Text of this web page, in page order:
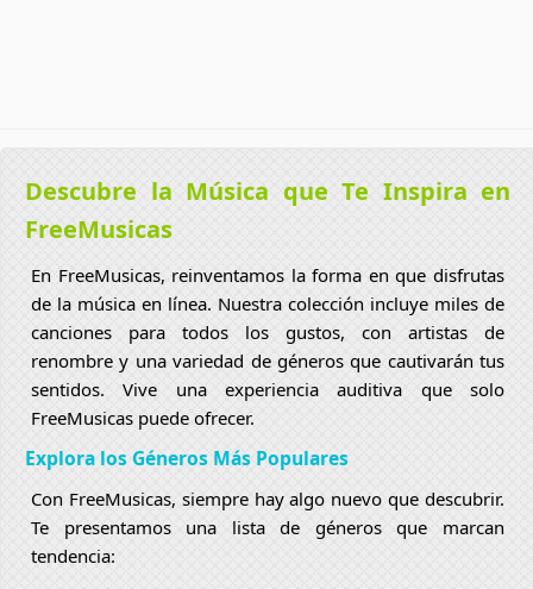
Descubre la Música que Te Inspira en
FreeMusicas
En FreeMusicas, reinventamos la forma en que disfrutas
de la música en línea. Nuestra colección incluye miles de
canciones para todos los gustos, con artistas de
renombre y una variedad de géneros que cautivarán tus
sentidos. Vive una experiencia auditiva que solo
FreeMusicas puede ofrecer.
Explora los Géneros Más Populares
Con FreeMusicas, siempre hay algo nuevo que descubrir.
Te presentamos una lista de géneros que marcan
tendencia: